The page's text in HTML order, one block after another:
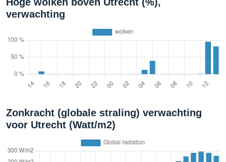
verwachting
Zonkracht (globale straling) verwachting
voor Utrecht (Watt/m2)